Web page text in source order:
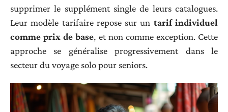
supprimer le supplément single de leurs catalogues.
Leur modèle tarifaire repose sur un tarif individuel
comme prix de base, et non comme exception. Cette
approche se généralise progressivement dans le
secteur du voyage solo pour seniors.